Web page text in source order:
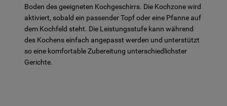
Boden des geeigneten Kochgeschirrs. Die Kochzone wird
aktiviert, sobald ein passender Topf oder eine Pfanne auf
dem Kochfeld steht. Die Leistungsstufe kann während
des Kochens einfach angepasst werden und unterstützt
so eine komfortable Zubereitung unterschiedlichster
Gerichte.